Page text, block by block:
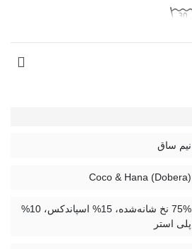
نیم ساق
Coco & Hana (Dobera)
75% نخ شانه‌شده، 15% اسپاندکس، 10%
پلی استر